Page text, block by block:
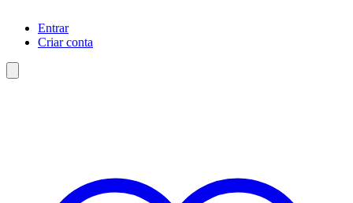
Entrar
Criar conta